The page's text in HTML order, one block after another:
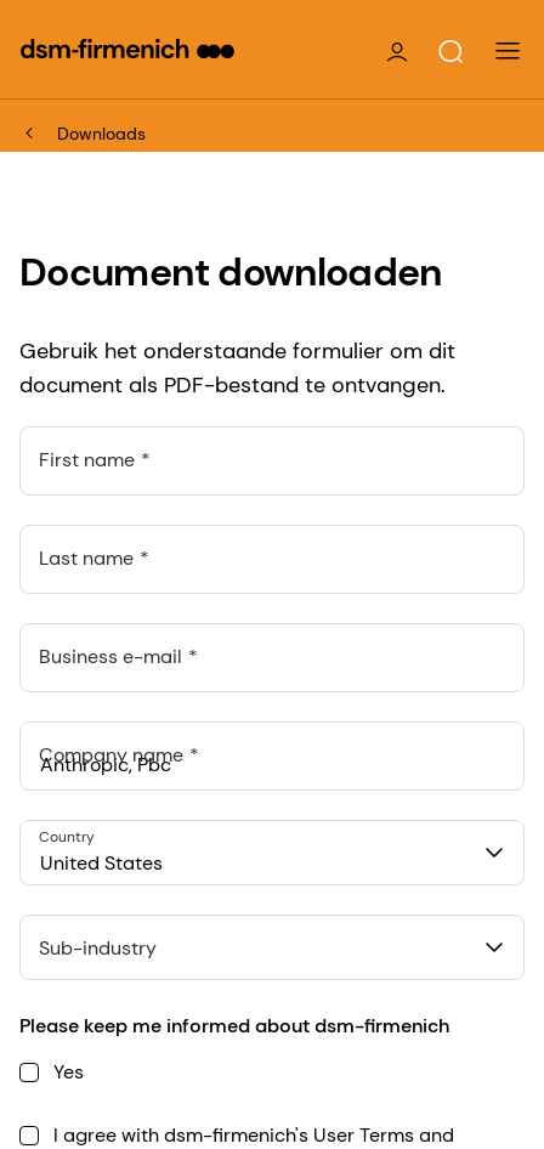
Downloads
Document downloaden
Gebruik het onderstaande formulier om dit
document als PDF-bestand te ontvangen.
First name
Last name
Business e-mail
Company name
548 Market St Pmb 90375, San Francisco, California, US
United States
Country
Sub-industry
Please keep me informed about dsm-firmenich
Yes
I agree with dsm-firmenich's User Terms and